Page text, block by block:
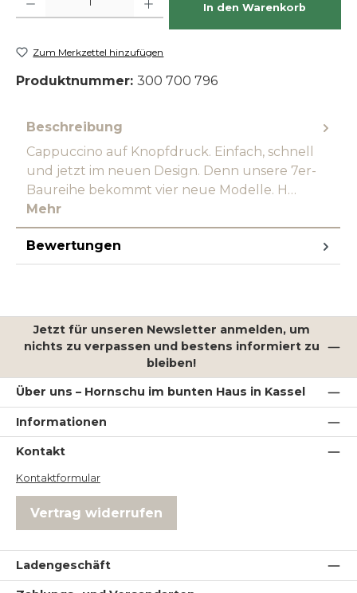
In den Warenkorb
Zum Merkzettel hinzufügen
Produktnummer: 300 700 796
Beschreibung
Cappuccino auf Knopfdruck. Einfach, schnell
und jetzt im neuen Design. Denn unsere 7er-
Baureihe bekommt vier neue Modelle. H…
Mehr
Bewertungen
Jetzt für unseren Newsletter anmelden, um
nichts zu verpassen und bestens informiert zu
bleiben!
Über uns – Hornschu im bunten Haus in Kassel
Informationen
Kontakt
Kontaktformular
Vertrag widerrufen
Ladengeschäft